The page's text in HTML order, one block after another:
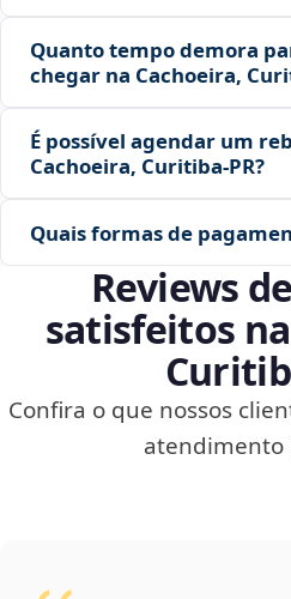
Quanto tempo demora
chegar na Cachoeira,
É possível agendar um
Cachoeira, Curitiba‑PR?
Quais formas de
Reviews
satisfeitos
Confira o que nossos
atendimento